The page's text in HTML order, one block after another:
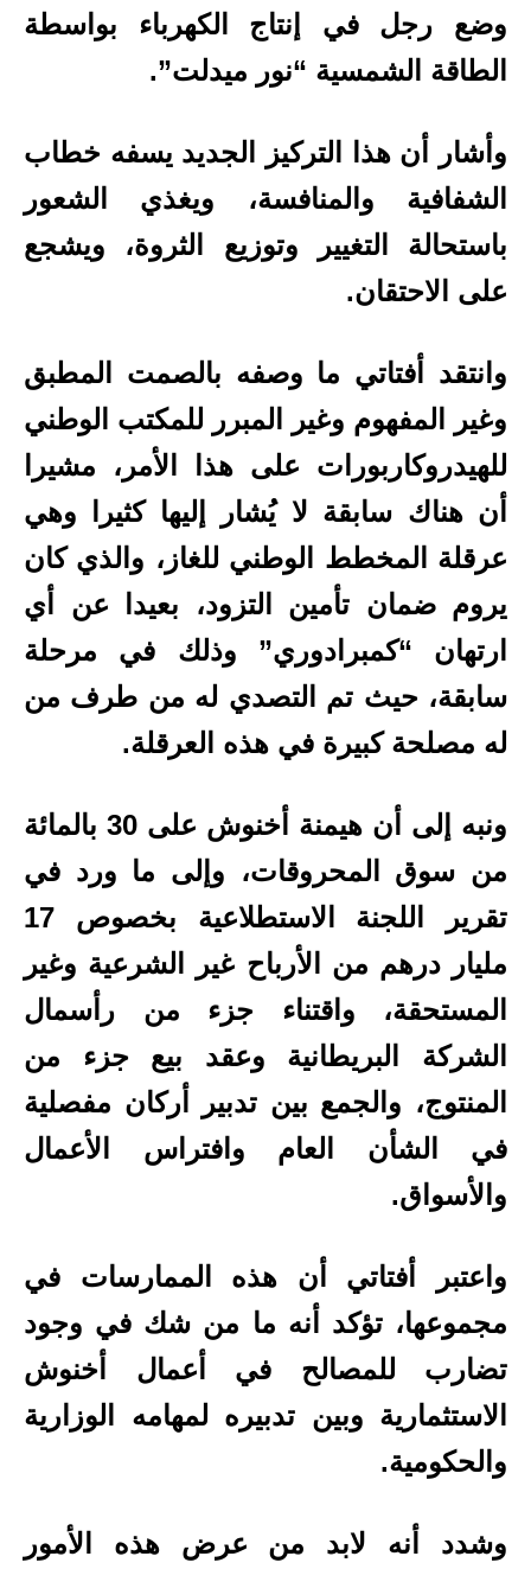
وضع رجل في إنتاج الكهرباء بواسطة
الطاقة الشمسية “نور ميدلت”.
وأشار أن هذا التركيز الجديد يسفه خطاب
الشفافية والمنافسة، ويغذي الشعور
باستحالة التغيير وتوزيع الثروة، ويشجع
على الاحتقان.
وانتقد أفتاتي ما وصفه بالصمت المطبق
وغير المفهوم وغير المبرر للمكتب الوطني
للهيدروكاربورات على هذا الأمر، مشيرا
أن هناك سابقة لا يُشار إليها كثيرا وهي
عرقلة المخطط الوطني للغاز، والذي كان
يروم ضمان تأمين التزود، بعيدا عن أي
ارتهان “كمبرادوري” وذلك في مرحلة
سابقة، حيث تم التصدي له من طرف من
له مصلحة كبيرة في هذه العرقلة.
ونبه إلى أن هيمنة أخنوش على 30 بالمائة
من سوق المحروقات، وإلى ما ورد في
تقرير اللجنة الاستطلاعية بخصوص 17
مليار درهم من الأرباح غير الشرعية وغير
المستحقة، واقتناء جزء من رأسمال
الشركة البريطانية وعقد بيع جزء من
المنتوج، والجمع بين تدبير أركان مفصلية
في الشأن العام وافتراس الأعمال
والأسواق.
واعتبر أفتاتي أن هذه الممارسات في
مجموعها، تؤكد أنه ما من شك في وجود
تضارب للمصالح في أعمال أخنوش
الاستثمارية وبين تدبيره لمهامه الوزارية
والحكومية.
وشدد أنه لابد من عرض هذه الأمور